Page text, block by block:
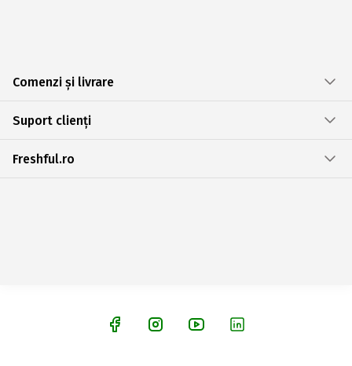
Comenzi și livrare
Suport clienți
Freshful.ro